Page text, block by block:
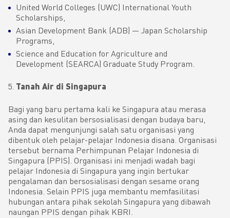
United World Colleges (UWC) International Youth
Scholarships,
Asian Development Bank (ADB) — Japan Scholarship
Programs,
Science and Education for Agriculture and
Development (SEARCA) Graduate Study Program.
Tanah Air di Singapura
Bagi yang baru pertama kali ke Singapura atau merasa
asing dan kesulitan bersosialisasi dengan budaya baru,
Anda dapat mengunjungi salah satu organisasi yang
dibentuk oleh pelajar-pelajar Indonesia disana. Organisasi
tersebut bernama Perhimpunan Pelajar Indonesia di
Singapura (PPIS). Organisasi ini menjadi wadah bagi
pelajar Indonesia di Singapura yang ingin bertukar
pengalaman dan bersosialisasi dengan sesame orang
Indonesia. Selain PPIS juga membantu memfasilitasi
hubungan antara pihak sekolah Singapura yang dibawah
naungan PPIS dengan pihak KBRI.